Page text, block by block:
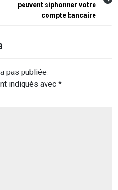
peuvent siphonner votre
compte bancaire
pas publiée.
indiqués avec *